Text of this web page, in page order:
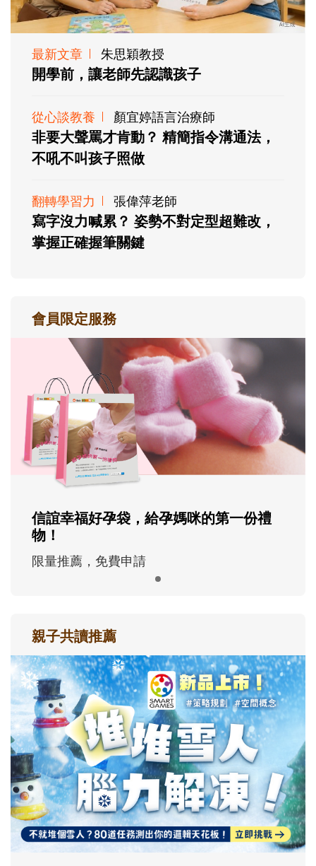
最新文章 朱思穎教授
開學前，讓老師先認識孩子
從心談教養 顏宜婷語言治療師
非要大聲罵才肯動？ 精簡指令溝通法，
不吼不叫孩子照做
翻轉學習力 張偉萍老師
寫字沒力喊累？ 姿勢不對定型超難改，
掌握正確握筆關鍵
會員限定服務
信誼幸福好孕袋，給孕媽咪的第一份禮
物！
限量推薦，免費申請
親子共讀推薦
最新活動